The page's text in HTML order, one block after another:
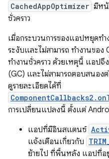
CachedAppOptimizer มีหน้
ชั่วคราว
เมื่อกระบวนการของแอปหยุดทำ
ระงับและไม่สามารถ ทำงานของ
ทำงานชั่วคราว ด้วยเหตุนี้ แอปจึ
(GC) และไม่สามารถตอบสนอง
ดูรายละเอียดได้ที่
การเปลี่ยนแปลงนี้ ตั้งแต่
แอปที่มีอินสแตนซ์
แจ้งเตือนเกี่ยวกับ
ย้ายไป ที่พื้นหลัง แอปที่อ